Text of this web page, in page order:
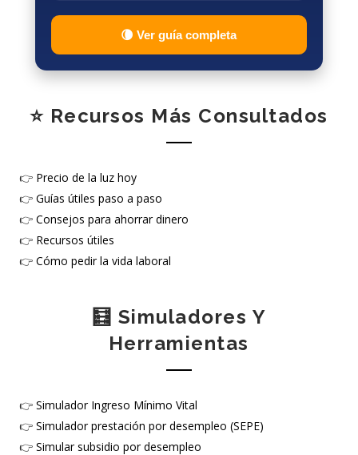
🌘 Ver guía completa
⭐ Recursos Más Consultados
👉 Precio de la luz hoy
👉 Guías útiles paso a paso
👉 Consejos para ahorrar dinero
👉 Recursos útiles
👉 Cómo pedir la vida laboral
🧮 Simuladores Y
Herramientas
👉 Simulador Ingreso Mínimo Vital
👉 Simulador prestación por desempleo (SEPE)
👉 Simular subsidio por desempleo